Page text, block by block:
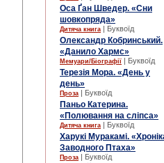
Оса Ґан Шведер. «Сни
шовкопряда»
Дитяча книга | Буквоїд
Олександр Кобринський.
«Данило Хармс»
Мемуари/Біографії | Буквоїд
Терезія Мора. «День у
день»
Проза | Буквоїд
Паньо Катерина.
«Полювання на сліпса»
Дитяча книга | Буквоїд
Харукі Муракамі.
Заводного Птаха»
Проза | Буквоїд